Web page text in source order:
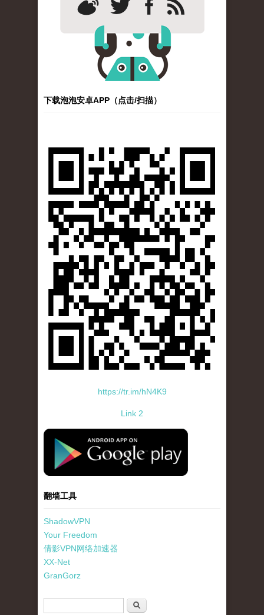
下载泡泡安卓APP（点击/扫描）
https://tr.im/hN4K9
Link 2
standard-icon-googleplay-app-store.png
翻墙工具
ShadowVPN
Your Freedom
倩影VPN网络加速器
XX-Net
GranGorz
搜索